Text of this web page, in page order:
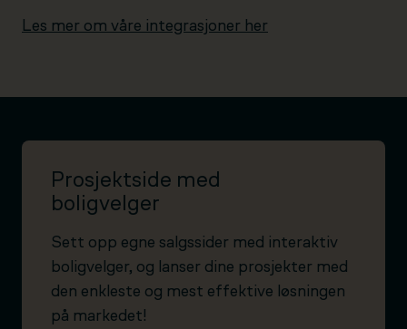
Les mer om våre integrasjoner her
Prosjektside med
boligvelger
Sett opp egne salgssider med interaktiv
boligvelger, og lanser dine prosjekter med
den enkleste og mest effektive løsningen
på markedet!